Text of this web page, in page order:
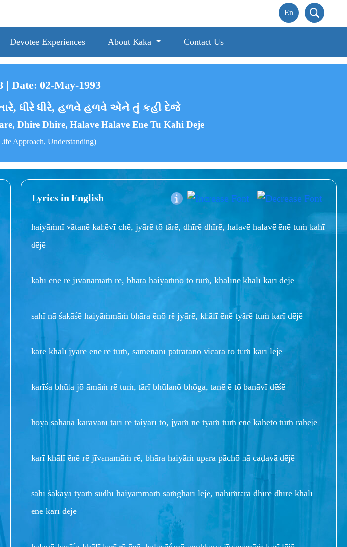
Devotee Experiences About Kaka Contact Us
| Date: 02-May-1993
ધીરે ધીરે, હળવે હળવે એને તું કહી દેજે
Dhire Dhire, Halave Halave Ene Tu Kahi Deje
Approach, Understanding)
Lyrics in English
haiyāṁnī vātanē kahēvī chē, jyārē tō tārē, dhīrē dhīrē, halavē halavē ēnē tuṁ kahī
dējē
kahī ēnē rē jīvanamāṁ rē, bhāra haiyāṁnō tō tuṁ, khālīnē khālī karī dējē
sahī nā śakāśē haiyāṁmāṁ bhāra ēnō rē jyārē, khālī ēnē tyārē tuṁ karī dējē
karē khālī jyārē ēnē rē tuṁ, sāmēnānī pātratānō vicāra tō tuṁ karī lējē
karīśa bhūla jō āmāṁ rē tuṁ, tārī bhūlanō bhōga, tanē ē tō banāvī dēśē
hōya sahana karavānī tārī rē taiyārī tō, jyāṁ nē tyāṁ tuṁ ēnē kahētō tuṁ rahējē
karī khālī ēnē rē jīvanamāṁ rē, bhāra haiyāṁ upara pāchō nā caḍavā dējē
sahī śakāya tyāṁ sudhī haiyāṁmāṁ saṁgharī lējē, nahīṁtara dhīrē dhīrē khālī
ēnē karī dējē